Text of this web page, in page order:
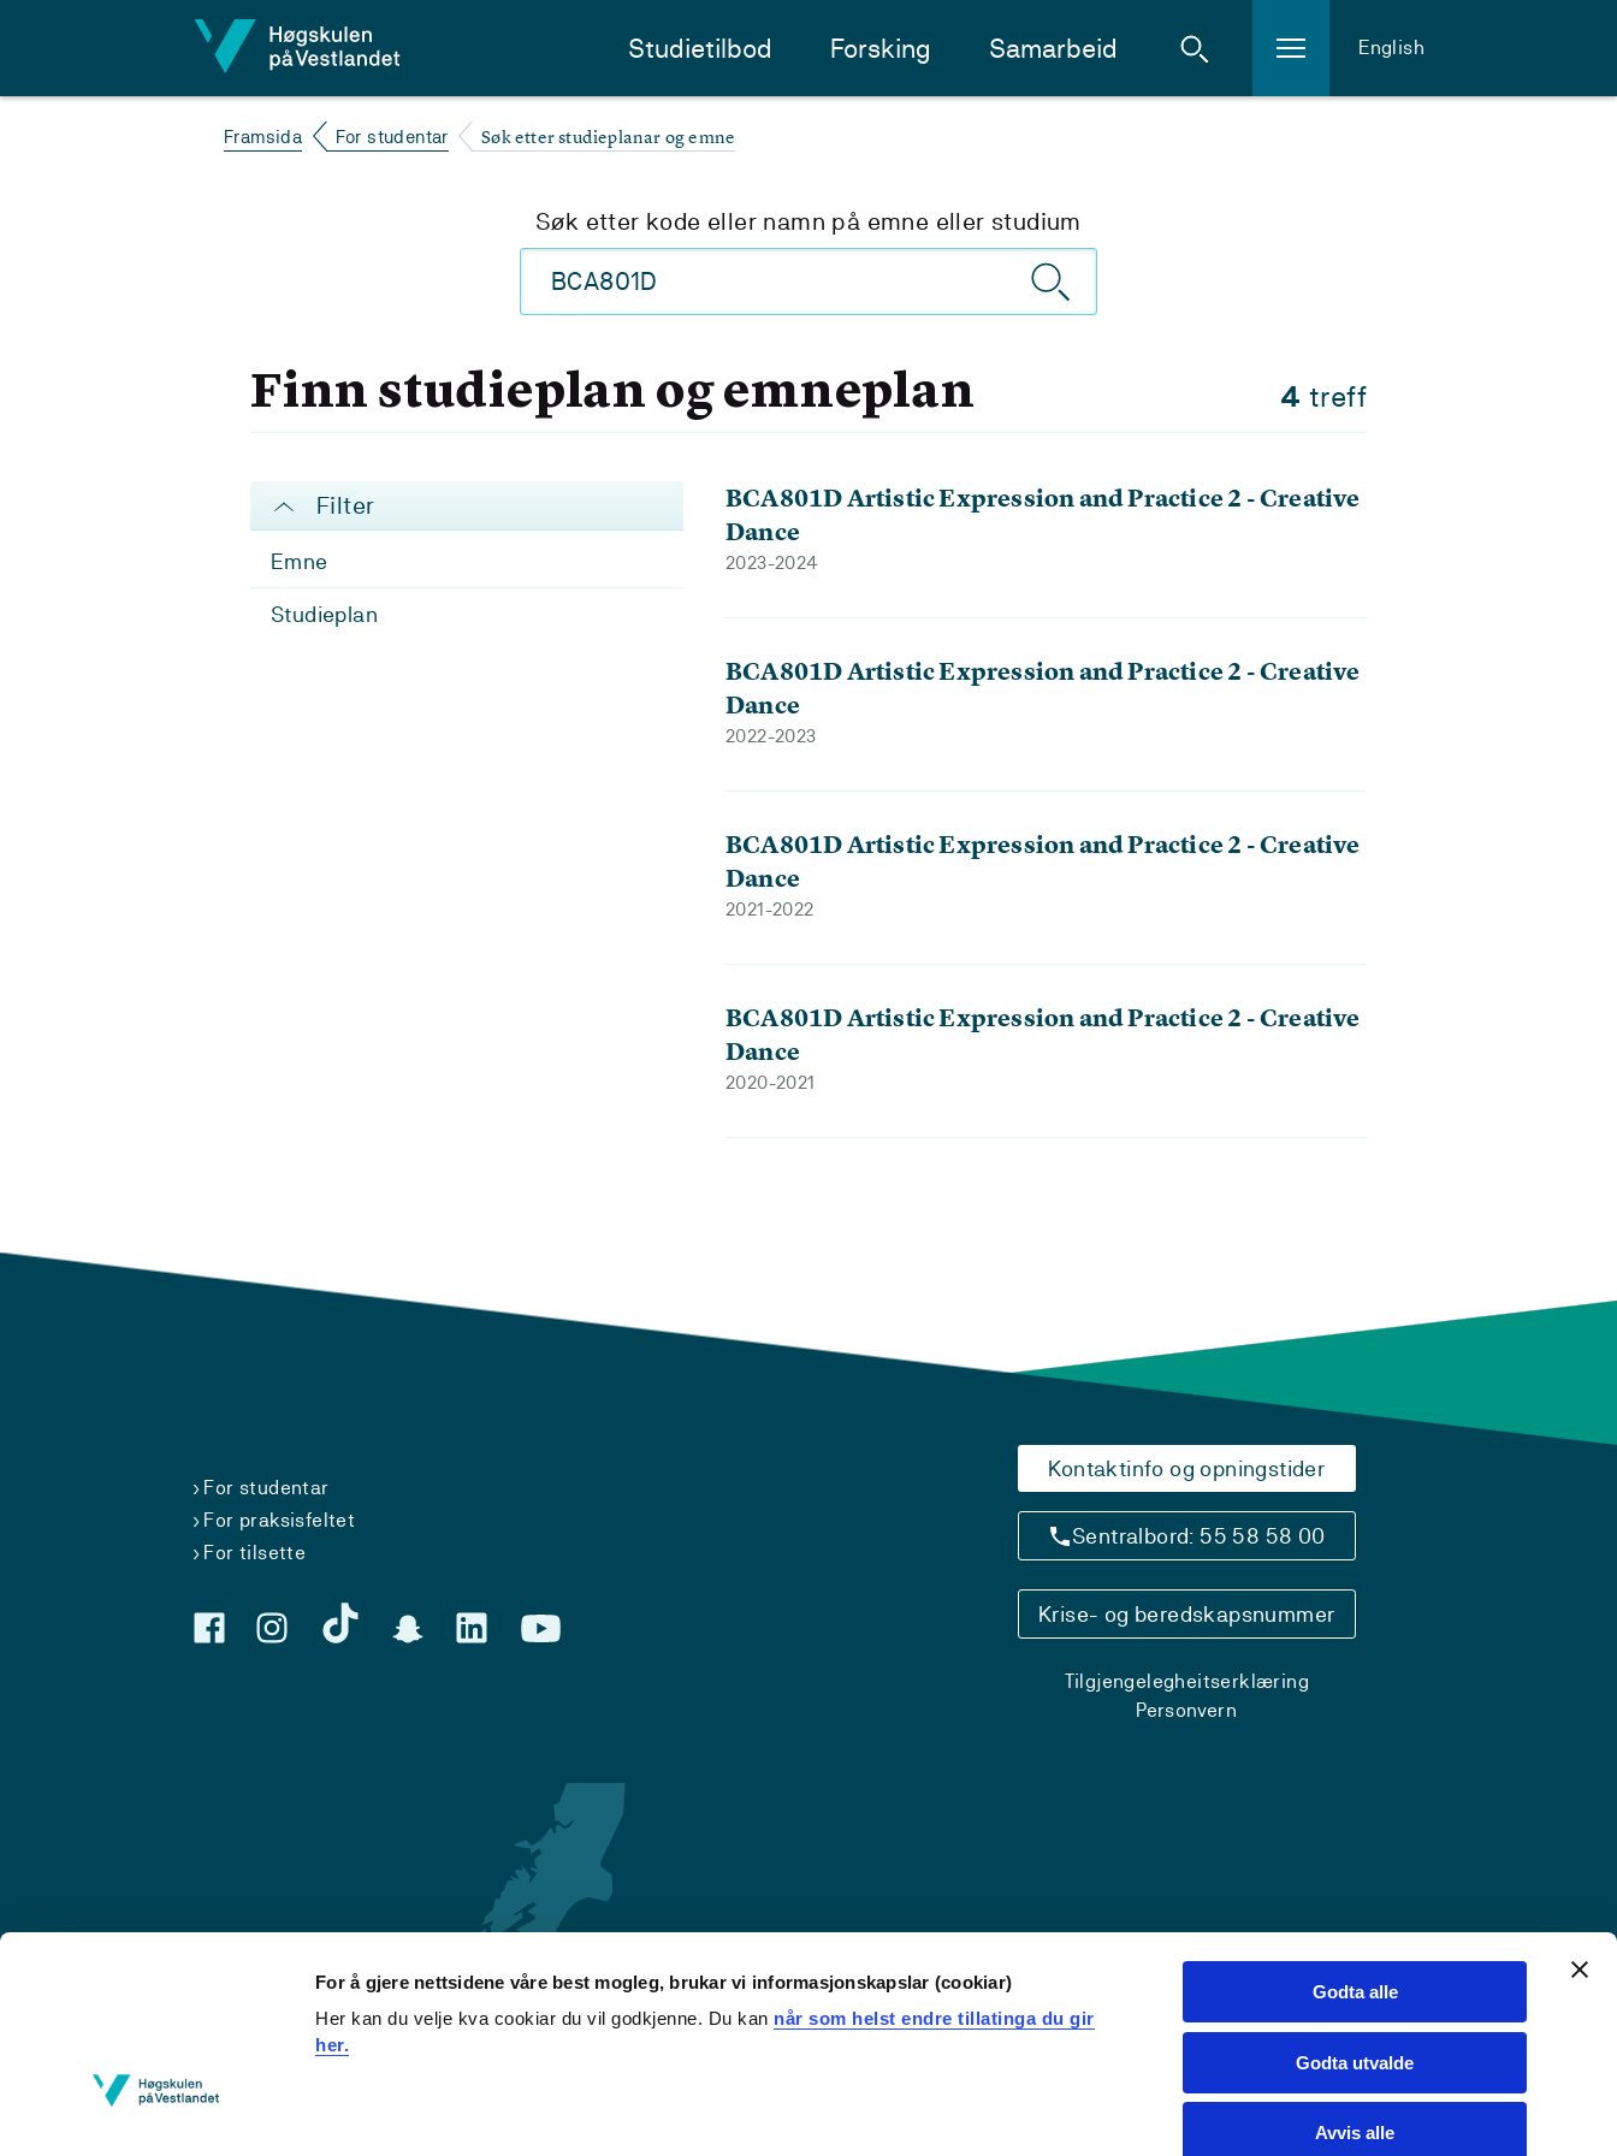
For å gjere nettsidene våre best mogleg, brukar vi informasjonskapslar (cookiar)
Her kan du velje kva cookiar du vil godkjenne. Du kan når som helst endre tillatinga du gir
her.
Godta alle
Godta utvalde
Avvis alle
Studietilbod Forsking Samarbeid English
Framsida For studentar Søk etter studieplanar og emne
Søk etter kode eller namn på emne eller studium
Finn studieplan og emneplan 4 treff
Filter
Emne
Studieplan
BCA801D Artistic Expression and Practice 2 - Creative
Dance
2023-2024
BCA801D Artistic Expression and Practice 2 - Creative
Dance
2022-2023
BCA801D Artistic Expression and Practice 2 - Creative
Dance
2021-2022
BCA801D Artistic Expression and Practice 2 - Creative
Dance
2020-2021
For studentar
For praksisfeltet
For tilsette
Kontaktinfo og opningstider
Sentralbord: 55 58 58 00
Krise- og beredskapsnummer
Tilgjengelegheitserklæring
Personvern